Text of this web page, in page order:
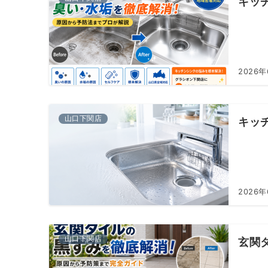
2026年
山口下関店 キッ
2026
山口下関店 玄関